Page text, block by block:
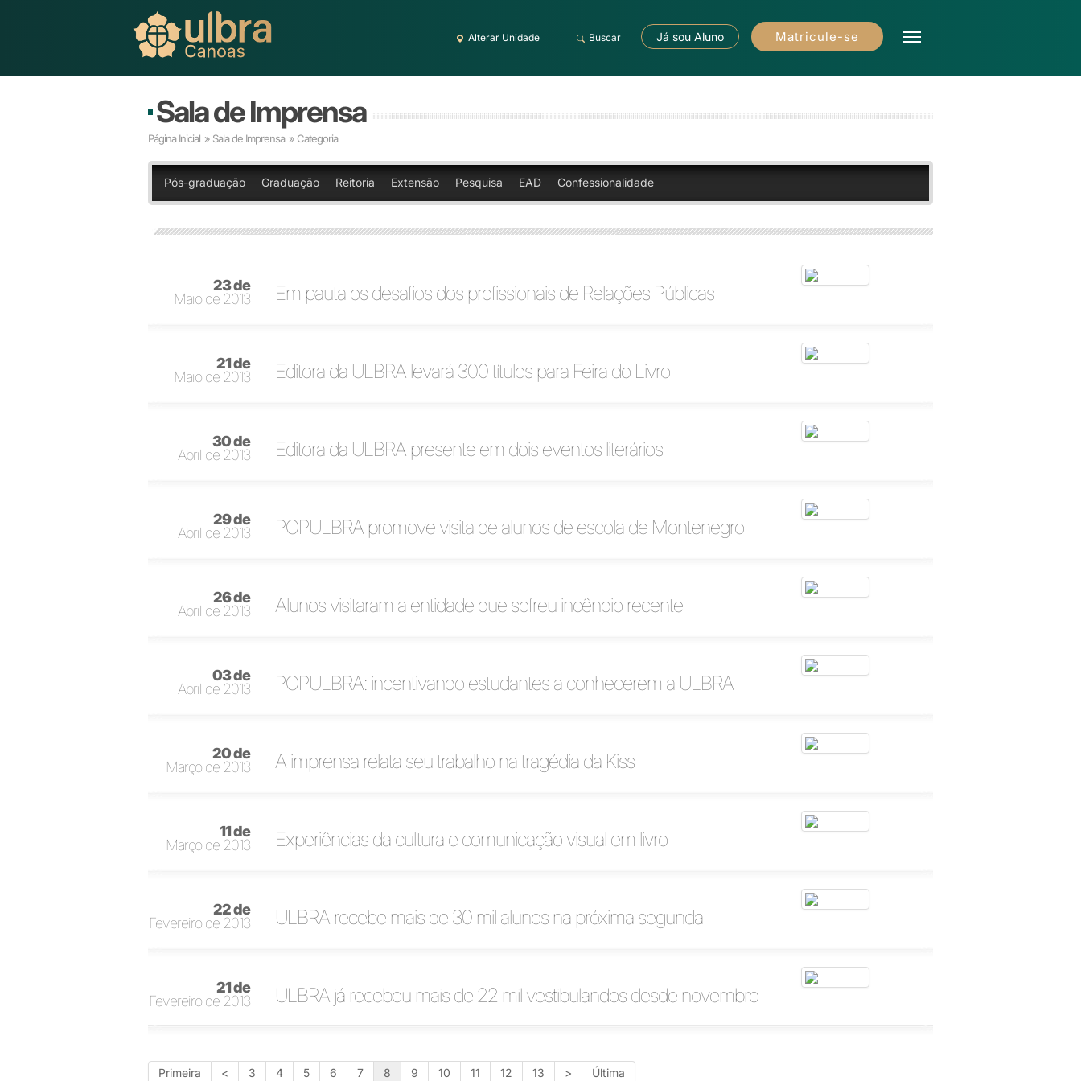
Alterar Unidade Buscar Já sou Aluno Matricule-se
Sala de Imprensa
Página Inicial » Sala de Imprensa » Categoria
Pós-graduação Graduação Reitoria Extensão Pesquisa EAD Confessionalidade
23 de
Maio de 2013
Em pauta os desafios dos profissionais de Relações Públicas
21 de
Maio de 2013
Editora da ULBRA levará 300 títulos para Feira do Livro
30 de
Abril de 2013
Editora da ULBRA presente em dois eventos literários
29 de
Abril de 2013
POPULBRA promove visita de alunos de escola de Montenegro
26 de
Abril de 2013
Alunos visitaram a entidade que sofreu incêndio recente
03 de
Abril de 2013
POPULBRA: incentivando estudantes a conhecerem a ULBRA
20 de
Março de 2013
A imprensa relata seu trabalho na tragédia da Kiss
11 de
Março de 2013
Experiências da cultura e comunicação visual em livro
22 de
Fevereiro de 2013
ULBRA recebe mais de 30 mil alunos na próxima segunda
21 de
Fevereiro de 2013
ULBRA já recebeu mais de 22 mil vestibulandos desde novembro
Primeira < 3 4 5 6 7 8 9 10 11 12 13 > Última